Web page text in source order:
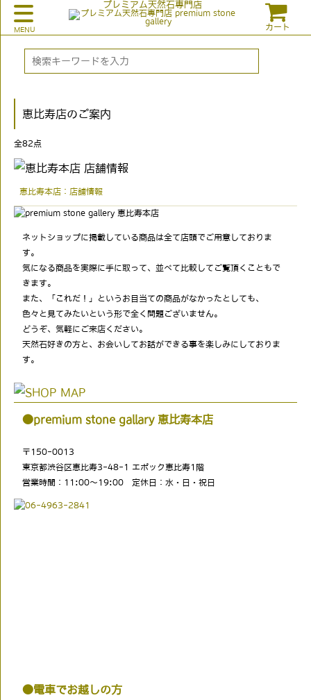
プレミアム天然石専門店
カート
恵比寿店のご案内
全82点
恵比寿本店：店舗情報
ネットショップに掲載している商品は全て店頭でご用意しておりま
す。
気になる商品を実際に手に取って、並べて比較してご覧頂くこともで
きます。
また、「これだ！」というお目当ての商品がなかったとしても、
色々と見てみたいという形で全く問題ございません。
どうぞ、気軽にご来店ください。
天然石好きの方と、お会いしてお話ができる事を楽しみにしておりま
す。
●premium stone gallary 恵比寿本店
〒150-0013
東京都渋谷区恵比寿3-48-1 エポック恵比寿1階
営業時間：11:00～19:00 定休日：水・日・祝日
●電車でお越しの方